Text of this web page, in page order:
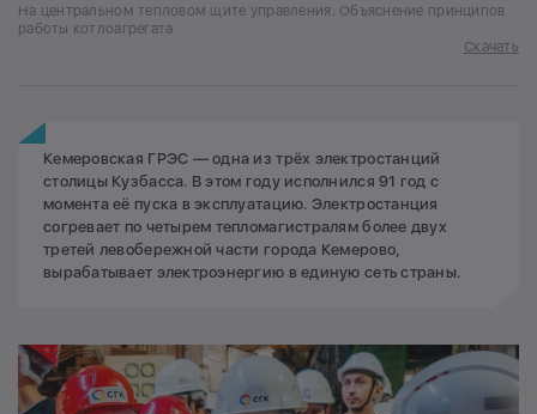
На центральном тепловом щите управления. Объяснение принципов
работы котлоагрегата
Скачать
Кемеровская ГРЭС — одна из трёх электростанций
столицы Кузбасса. В этом году исполнился 91 год с
момента её пуска в эксплуатацию. Электростанция
согревает по четырем тепломагистралям более двух
третей левобережной части города Кемерово,
вырабатывает электроэнергию в единую сеть страны.